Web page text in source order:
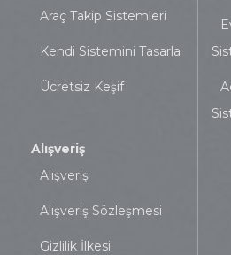
Araç Takip Sistemleri
Kendi Sistemini Tasarla
Ücretsiz Keşif
Alışveriş
Alışveriş
Alışveriş Sözleşmesi
Gizlilik İlkesi